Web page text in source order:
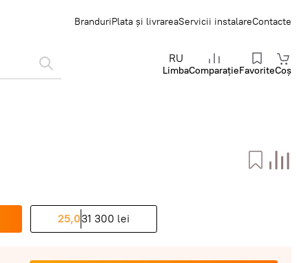
BranduriPlata și livrareaServicii instalareContacte
RU
LimbaComparațieFavoriteCoș
25,031 300 lei